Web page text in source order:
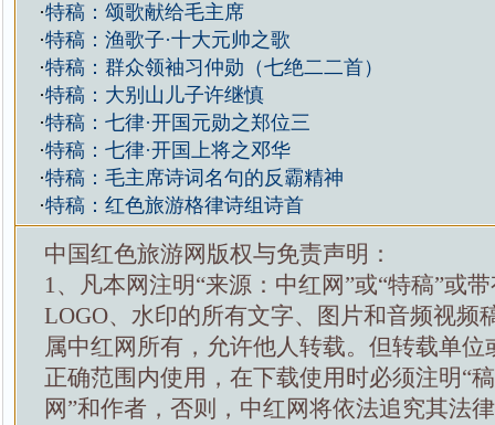
·特稿：颂歌献给毛主席
·特稿：渔歌子·十大元帅之歌
·特稿：群众领袖习仲勋（七绝二二首）
·特稿：大别山儿子许继慎
·特稿：七律·开国元勋之郑位三
·特稿：七律·开国上将之邓华
·特稿：毛主席诗词名句的反霸精神
·特稿：红色旅游格律诗组诗首
中国红色旅游网版权与免责声明：
1、凡本网注明“来源：中红网”或“特稿”或
LOGO、水印的所有文字、图片和音频视频
属中红网所有，允许他人转载。但转载单位
正确范围内使用，在下载使用时必须注明“
网”和作者，否则，中红网将依法追究其法